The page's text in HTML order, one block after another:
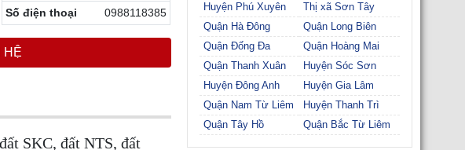
Số điện thoại
0988118385
HỆ
SKC, đất NTS, đất
Huyện Phú Xuyên
Thị xã Sơn Tây
Quận Hà Đông
Quận Long Biên
Quận Đống Đa
Quận Hoàng Mai
Quận Thanh Xuân
Huyện Sóc Sơn
Huyện Đông Anh
Huyện Gia Lâm
Quận Nam Từ Liêm
Huyện Thanh Trì
Quận Tây Hồ
Quận Bắc Từ Liêm